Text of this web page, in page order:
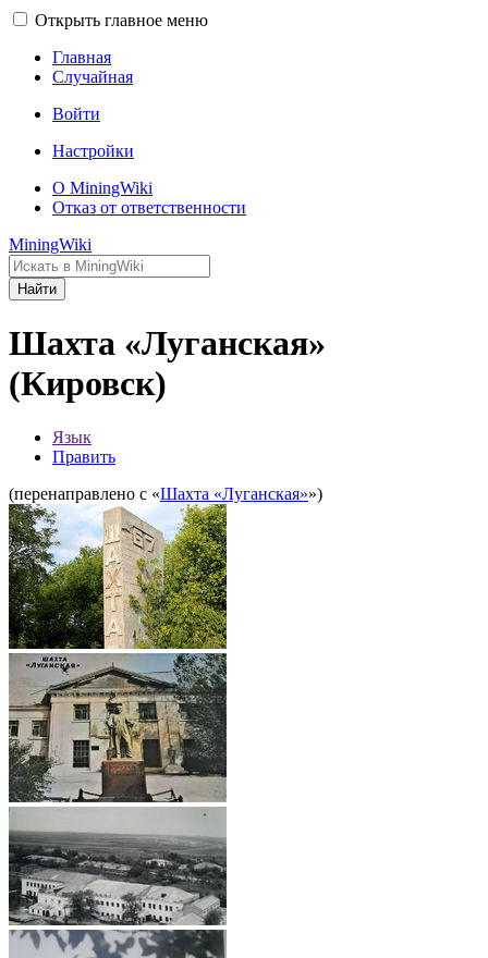
Открыть главное меню
Главная
Случайная
Войти
Настройки
О MiningWiki
Отказ от ответственности
MiningWiki
Найти
Шахта «Луганская»
(Кировск)
Язык
Править
(перенаправлено с «Шахта «Луганская»»)